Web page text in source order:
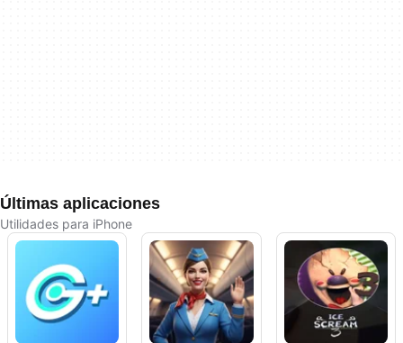
Últimas aplicaciones
Utilidades para iPhone